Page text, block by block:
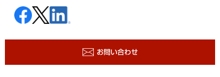
お問い合わせ